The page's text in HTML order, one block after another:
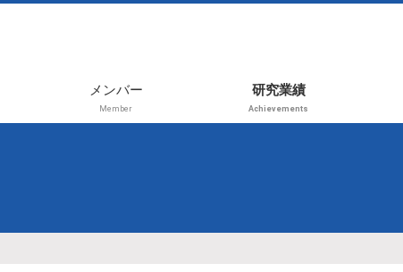
メンバー
Member
2024年後期
研究業績
Achievements